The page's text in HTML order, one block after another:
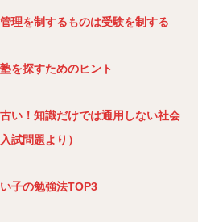
理を制するものは受験を制する
を探すためのヒント
い！知識だけでは通用しない社会
試問題より）
子の勉強法TOP3